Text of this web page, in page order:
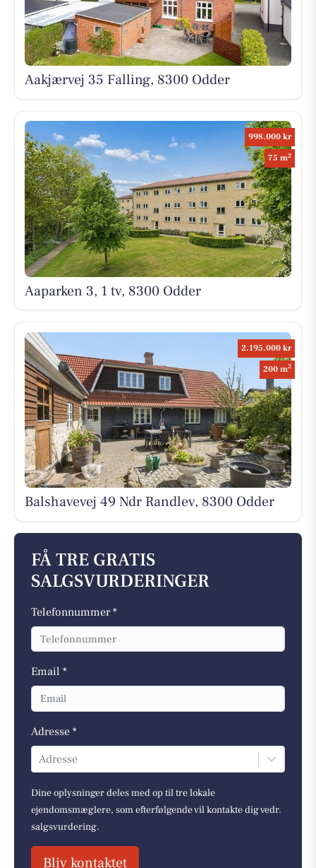
Aakjærvej 35 Falling, 8300 Odder
998.000 kr
75 m2
Aaparken 3, 1 tv, 8300 Odder
2.195.000 kr
200 m2
Balshavevej 49 Ndr Randlev, 8300 Odder
FÅ TRE GRATIS
SALGSVURDERINGER
Telefonnummer *
Email *
Adresse *
Adresse
Dine oplysninger deles med op til tre lokale
ejendomsmæglere, som efterfølgende vil kontakte dig vedr.
salgsvurdering.
Bliv kontaktet